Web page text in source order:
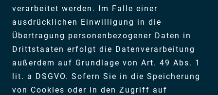
verarbeitet werden. Im Falle einer
ausdrücklichen Einwilligung in die
Übertragung personenbezogener Daten in
Drittstaaten erfolgt die Datenverarbeitung
außerdem auf Grundlage von Art. 49 Abs. 1
lit. a DSGVO. Sofern Sie in die Speicherung
von Cookies oder in den Zugriff auf